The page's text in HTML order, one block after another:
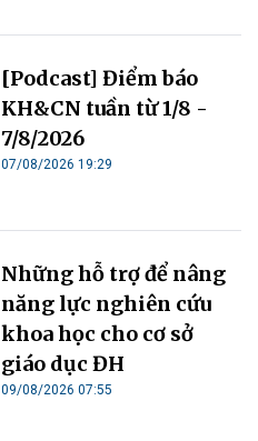
[Podcast] Điểm báo
KH&CN tuần từ 1/8 -
7/8/2026
07/08/2026 19:29
Những hỗ trợ để nâng
năng lực nghiên cứu
khoa học cho cơ sở
giáo dục ĐH
09/08/2026 07:55